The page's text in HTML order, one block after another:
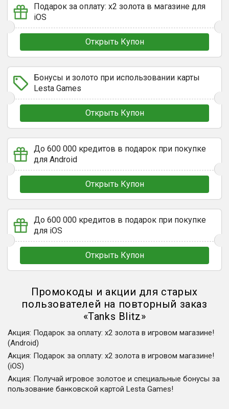
Подарок за оплату: х2 золота в магазине для
iOS
Открыть Купон
Бонусы и золото при использовании карты
Lesta Games
Открыть Купон
До 600 000 кредитов в подарок при покупке
для Android
Открыть Купон
До 600 000 кредитов в подарок при покупке
для iOS
Открыть Купон
Промокоды и акции для старых
пользователей на повторный заказ
«Tanks Blitz»
Акция: Подарок за оплату: х2 золота в игровом магазине!
(Android)
Акция: Подарок за оплату: х2 золота в игровом магазине!
(iOS)
Акция: Получай игровое золотое и специальные бонусы за
пользование банковской картой Lesta Games!